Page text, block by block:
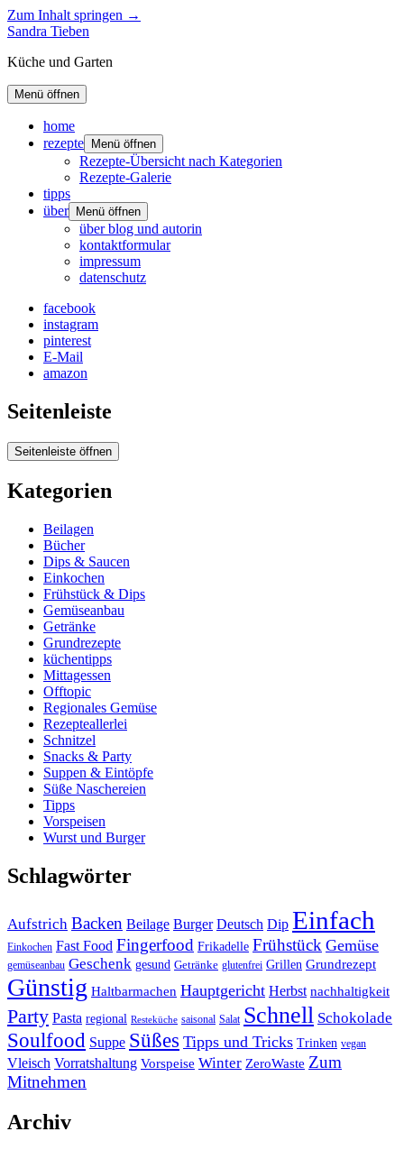
Zum Inhalt springen →
Sandra Tieben
Küche und Garten
Menü öffnen
home
rezepte
Menü öffnen
Rezepte-Übersicht nach Kategorien
Rezepte-Galerie
tipps
über
Menü öffnen
über blog und autorin
kontaktformular
impressum
datenschutz
facebook
instagram
pinterest
E-Mail
amazon
Seitenleiste
Seitenleiste öffnen
Kategorien
Beilagen
Bücher
Dips & Saucen
Einkochen
Frühstück & Dips
Gemüseanbau
Getränke
Grundrezepte
küchentipps
Mittagessen
Offtopic
Regionales Gemüse
Rezepteallerlei
Schnitzel
Snacks & Party
Suppen & Eintöpfe
Süße Naschereien
Tipps
Vorspeisen
Wurst und Burger
Schlagwörter
Aufstrich Backen Beilage Burger Deutsch Dip Einfach
Einkochen Fast Food Fingerfood Frikadelle Frühstück Gemüse
gemüseanbau Geschenk gesund Getränke glutenfrei Grillen Grundrezept
Günstig Haltbarmachen Hauptgericht Herbst nachhaltigkeit
Party Pasta regional Resteküche saisonal Salat Schnell Schokolade
Soulfood Suppe Süßes Tipps und Tricks Trinken vegan
Vleisch Vorratshaltung Vorspeise Winter ZeroWaste Zum
Mitnehmen
Archiv